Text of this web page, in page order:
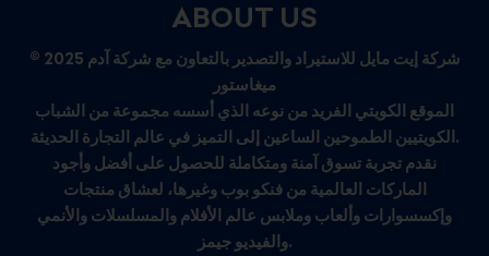
ABOUT US
© 2025 شركة إيت مايل للاستيراد والتصدير بالتعاون مع شركة آدم
ميغاستور
الموقع الكويتي الفريد من نوعه الذي أسسه مجموعة من الشباب
الكويتيين الطموحين الساعين إلى التميز في عالم التجارة الحديثة.
نقدم تجربة تسوق آمنة ومتكاملة للحصول على أفضل وأجود
الماركات العالمية من فنكو بوب وغيرها، لعشاق منتجات
وإكسسوارات وألعاب وملابس عالم الأفلام والمسلسلات والأنمي
والفيديو جيمز.